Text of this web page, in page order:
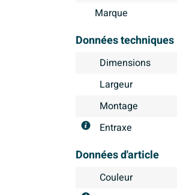
Marque
Données techniques
Dimensions
Largeur
Montage
Entraxe
Données d'article
Couleur